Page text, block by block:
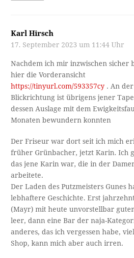
Karl Hirsch
17. September 2023 um 11:44 Uhr
Nachdem ich mir inzwischen sicher
hier die Vorderansicht
https://tinyurl.com/593357cy . An
Blickrichtung ist übrigens jener
dessen Auslage mit dem
Monaten bewundern konnten
Der Friseur war dort seit ich mich
früher Grünbacher, jetzt Karin. Ich
das jene Karin war, die in der
arbeitete.
Der Laden des Putzmeisters Gunes
lebhaftere Geschichte. Erst
(Mayr) mit heute unvorstellbar
leer, dann eine Bar der naja-
anderes, das ich vergessen habe,
Shop, kann mich aber auch irren.